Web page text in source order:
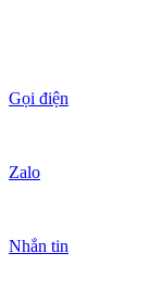
Gọi điện
Zalo
Nhắn tin